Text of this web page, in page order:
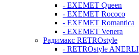
- EXEMET Queen
- EXEMET Rococo
- EXEMET Romantica
- EXEMET Venera
Радимакс RETROstyle
- RETROstyle ANERLI